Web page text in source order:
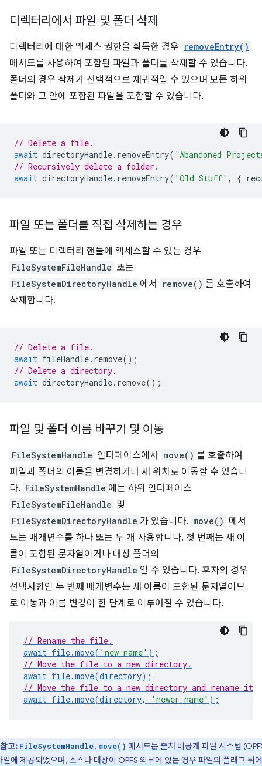
디렉터리에서 파일 및 폴더 삭제
디렉터리에 대한 액세스 권한을 획득한 경우 removeEntry()
메서드를 사용하여 포함된 파일과 폴더를 삭제할 수 있습니다.
폴더의 경우 삭제가 선택적으로 재귀적일 수 있으며 모든 하위
폴더와 그 안에 포함된 파일을 포함할 수 있습니다.
// Delete a file.
await directoryHandle. removeEntry( 'Abandoned
// Recursively delete a folder.
await directoryHandle. removeEntry( 'Old Stuff' , {
파일 또는 폴더를 직접 삭제하는 경우
파일 또는 디렉터리 핸들에 액세스할 수 있는 경우
FileSystemFileHandle 또는
FileSystemDirectoryHandle 에서 remove() 를 호출하여
삭제합니다.
// Delete a file.
await fileHandle. remove();
// Delete a directory.
await directoryHandle. remove();
파일 및 폴더 이름 바꾸기 및 이동
FileSystemHandle 인터페이스에서 move() 를 호출하여
파일과 폴더의 이름을 변경하거나 새 위치로 이동할 수 있습니
다. FileSystemHandle 에는 하위 인터페이스
FileSystemFileHandle 및
FileSystemDirectoryHandle 가 있습니다. move() 메서
드는 매개변수를 하나 또는 두 개 사용합니다. 첫 번째는 새 이
름이 포함된 문자열이거나 대상 폴더의
FileSystemDirectoryHandle 일 수 있습니다. 후자의 경우
선택사항인 두 번째 매개변수는 새 이름이 포함된 문자열이므
로 이동과 이름 변경이 한 단계로 이루어질 수 있습니다.
// Rename the file.
await file.move( 'new_name' );
// Move the file to a new directory.
await file.move(directory);
// Move the file to a new directory and rename it.
await file.move(directory, 'newer_name' );
참고: FileSystemHandle.move() 메서드는 출처 비공개 파일 시스템
일에 제공되었으며, 소스나 대상이 OPFS 외부에 있는 경우 파일의 플래그 뒤